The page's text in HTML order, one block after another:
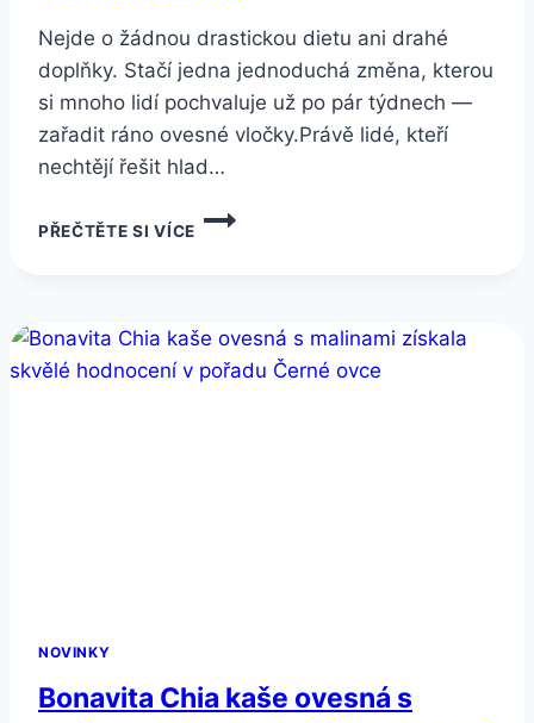
Nejde o žádnou drastickou dietu ani drahé
doplňky. Stačí jedna jednoduchá změna, kterou
si mnoho lidí pochvaluje už po pár týdnech —
zařadit ráno ovesné vločky.Právě lidé, kteří
nechtějí řešit hlad…
PŘEČTĚTE SI VÍCE
ZKUSTE
TUTO
A
SLEDUJTE
NOVINKY
Bonavita Chia kaše ovesná s